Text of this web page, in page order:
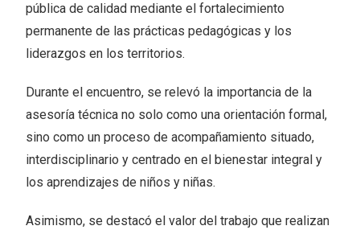
pública de calidad mediante el fortalecimiento
permanente de las prácticas pedagógicas y los
liderazgos en los territorios.
Durante el encuentro, se relevó la importancia de la
asesoría técnica no solo como una orientación formal,
sino como un proceso de acompañamiento situado,
interdisciplinario y centrado en el bienestar integral y
los aprendizajes de niños y niñas.
Asimismo, se destacó el valor del trabajo que realizan